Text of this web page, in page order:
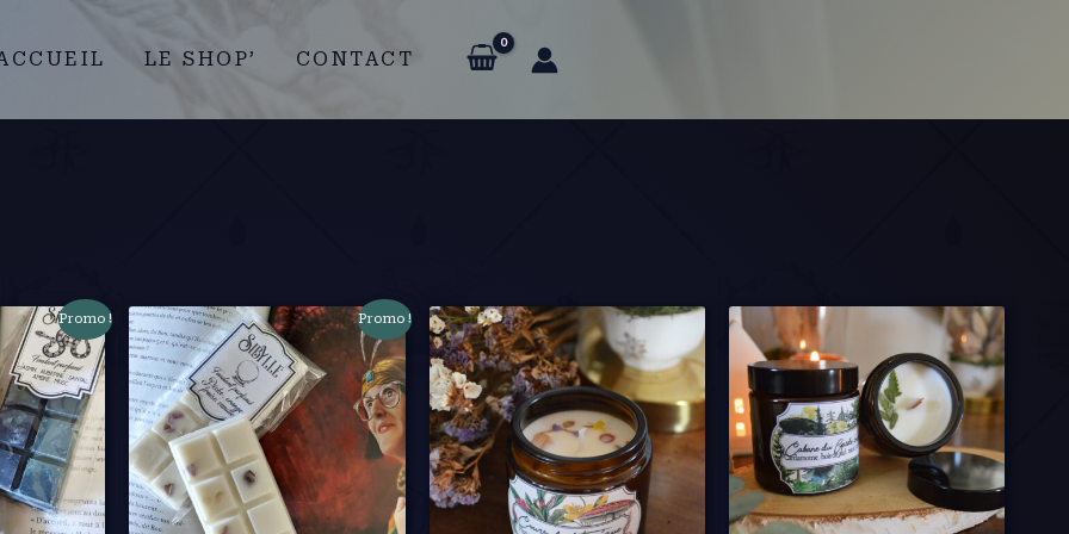
LE SHOP’ CONTACT
Promo ! Promo !